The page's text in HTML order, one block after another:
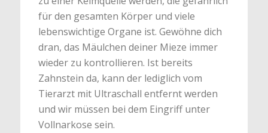
für den gesamten Körper und viele
lebenswichtige Organe ist. Gewöhne dich
dran, das Mäulchen deiner Mieze immer
wieder zu kontrollieren. Ist bereits
Zahnstein da, kann der lediglich vom
Tierarzt mit Ultraschall entfernt werden
und wir müssen bei dem Eingriff unter
Vollnarkose sein.